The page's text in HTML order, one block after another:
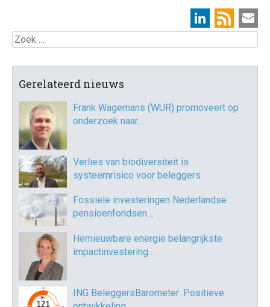
Zoek
Gerelateerd nieuws
Frank Wagemans (WUR) promoveert op
onderzoek naar…
Verlies van biodiversiteit is
systeemrisico voor beleggers
Fossiele investeringen Nederlandse
pensioenfondsen…
Hernieuwbare energie belangrijkste
impactinvestering…
ING BeleggersBarometer: Positieve